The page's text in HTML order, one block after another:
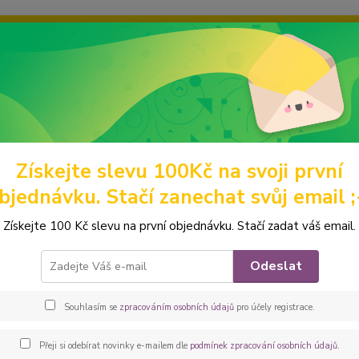
grafiku? Mám jich mnohem víc – napište mi a společně
Hledat
Výcvikové sukně Vzorované Peštovka Výcviková sukně *magické
Výcviková sukně
které
4
Získejte slevu 100Kč na svoji první
Stačí zanechat svůj email
Získejte 100 Kč slevu na první objednávku. Stačí zadat váš email.
Odeslat
Souhlasím se zpracováním osobních údajůpro účely registrace.
Přeji si odebírat novinky e-mailem dle podmínek zpracování osobních údajů.